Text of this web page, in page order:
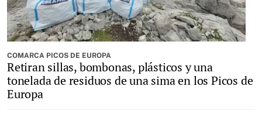
COMARCA PICOS DE EUROPA
Retiran sillas, bombonas, plásticos y una
tonelada de residuos de una sima en los Picos de
Europa